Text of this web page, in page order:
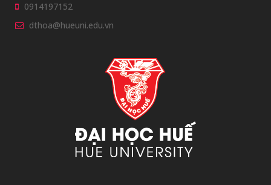
0914197152
dthoa@hueuni.edu.vn